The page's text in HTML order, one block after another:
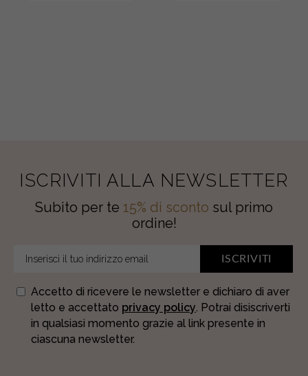
ISCRIVITI ALLA NEWSLETTER
Subito per te 15% di sconto sul primo
ordine!
ISCRIVITI
Accetto di ricevere le newsletter e dichiaro di aver
letto e accettato privacy policy. Potrai disiscriverti
in qualsiasi momento grazie al link presente in
ciascuna newsletter.